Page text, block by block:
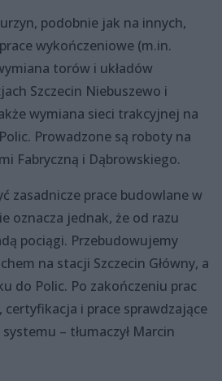
podobnie jak na innych,
wykończeniowe (m.in.
torów i układów
Szczecin Niebuszewo i
wymiana sieci trakcyjnej na
Prowadzone są roboty na
Fabryczną i Dąbrowskiego.
zasadnicze prace budowlane w
oznacza jednak, że od razu
pociągi. Przebudowujemy
na stacji Szczecin Główny, a
do Polic. Po zakończeniu prac
certyfikacja i prace sprawdzające
– tłumaczył Marcin